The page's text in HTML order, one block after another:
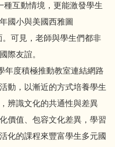
種互動情境，更能激發學生
國小與美國西雅圖
。可見，老師與學生們都非
際友誼。
度積極推動教室連結網路
動，以漸近的方式培養學生
辨識文化的共通性與差異
價值、包容文化差異，學習
化的課程來豐富學生多元國